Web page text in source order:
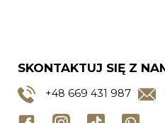
SKONTAKTUJ SIĘ Z
+48 669 431 987